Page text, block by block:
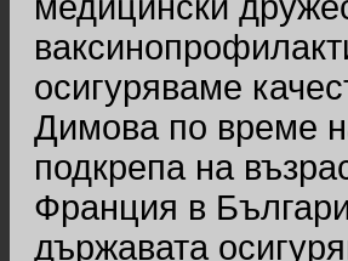
осигуряваме
Димова по време
подкрепа на
Франция в
държавата